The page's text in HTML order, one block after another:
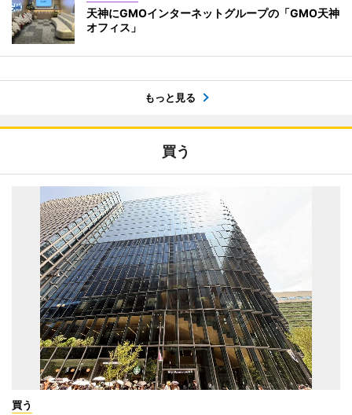
天神にGMOインターネットグループの「GMO天神
オフィス」
もっと見る
買う
買う